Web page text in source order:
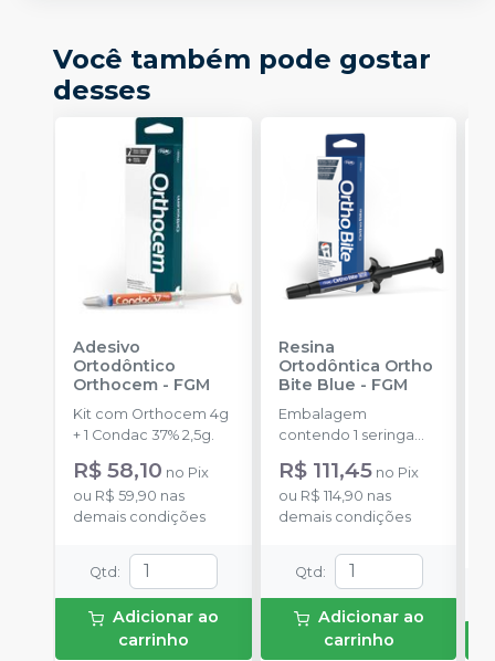
Você também pode gostar
desses
Adesivo
Ortodôntico
Orthocem - FGM
Kit com Orthocem 4g
+ 1 Condac 37% 2,5g.
R$ 58,10 no Pix
ou R$ 59,90 nas
demais condições
Qtd :
Adicionar ao
carrinho
Resina
Ortodôntica Ortho
Bite Blue - FGM
Embalagem
contendo 1 seringa
com 4g de produto
disponível na cor azul.
R$ 111,45 no Pix
ou R$ 114,90 nas
demais condições
Qtd :
Adicionar ao
carrinho